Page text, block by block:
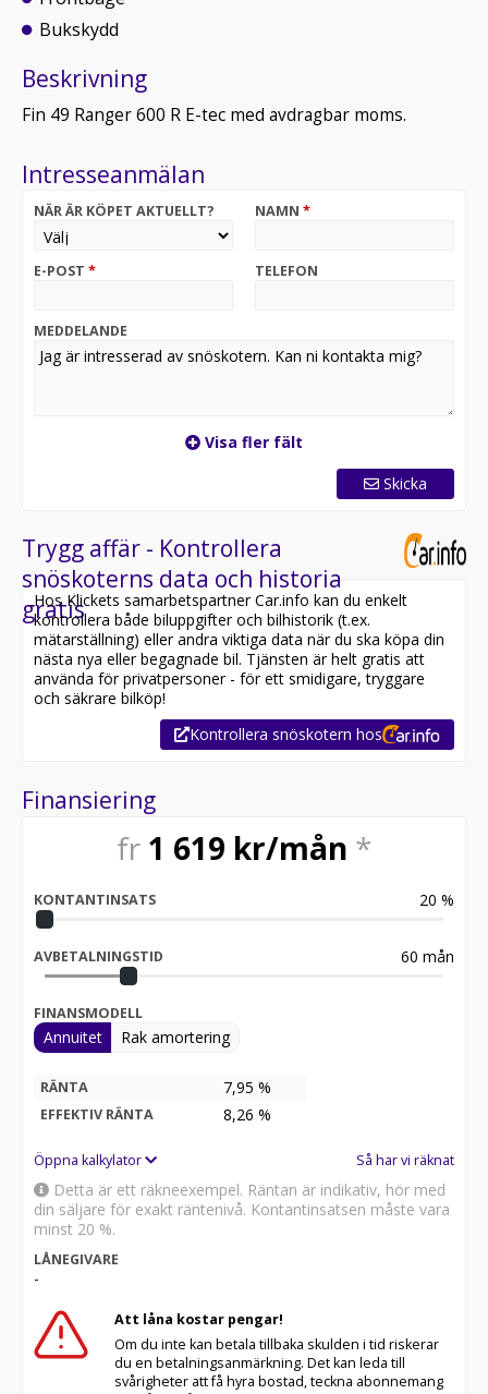
Bukskydd
Beskrivning
Fin 49 Ranger 600 R E-tec med avdragbar moms.
Intresseanmälan
NÄR ÄR KÖPET AKTUELLT? NAMN *
E-POST * TELEFON
MEDDELANDE
Visa fler fält
Skicka
Trygg affär - Kontrollera
snöskoterns data och historia
gratis
Hos Klickets samarbetspartner Car.info kan du enkelt
kontrollera både biluppgifter och bilhistorik (t.ex.
mätarställning) eller andra viktiga data när du ska köpa din
nästa nya eller begagnade bil. Tjänsten är helt gratis att
använda för privatpersoner - för ett smidigare, tryggare
och säkrare bilköp!
Kontrollera snöskotern hos
Finansiering
fr 1 619 kr/mån *
KONTANTINSATS 20 %
AVBETALNINGSTID 60 mån
FINANSMODELL
Annuitet Rak amortering
RÄNTA 7,95 %
EFFEKTIV RÄNTA 8,26 %
Öppna kalkylator Så har vi räknat
Detta är ett räkneexempel. Räntan är indikativ, hör med
din säljare för exakt räntenivå. Kontantinsatsen måste vara
minst 20 %.
LÅNEGIVARE
-
Att låna kostar pengar!
Om du inte kan betala tillbaka skulden i tid riskerar
du en betalningsanmärkning. Det kan leda till
svårigheter att få hyra bostad, teckna abonnemang